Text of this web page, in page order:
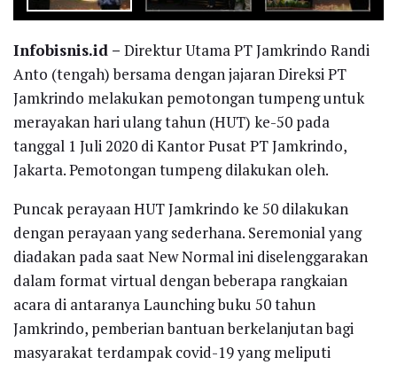
Infobisnis.id – Direktur Utama PT Jamkrindo Randi
Anto (tengah) bersama dengan jajaran Direksi PT
Jamkrindo melakukan pemotongan tumpeng untuk
merayakan hari ulang tahun (HUT) ke-50 pada
tanggal 1 Juli 2020 di Kantor Pusat PT Jamkrindo,
Jakarta. Pemotongan tumpeng dilakukan oleh.
Puncak perayaan HUT Jamkrindo ke 50 dilakukan
dengan perayaan yang sederhana. Seremonial yang
diadakan pada saat New Normal ini diselenggarakan
dalam format virtual dengan beberapa rangkaian
acara di antaranya Launching buku 50 tahun
Jamkrindo, pemberian bantuan berkelanjutan bagi
masyarakat terdampak covid-19 yang meliputi